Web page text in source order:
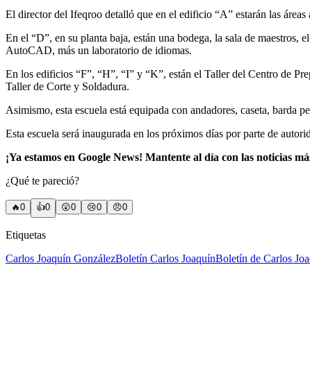
El director del Ifeqroo detalló que en el edificio “A” estarán las
En el “D”, en su planta baja, están una bodega, la sala de
AutoCAD, más un laboratorio de idiomas.
En los edificios “F”, “H”, “I” y “K”, están el Taller del Centro de
Taller de Corte y Soldadura.
Asimismo, esta escuela está equipada con andadores, caseta, barda
Esta escuela será inaugurada en los próximos días por parte de
¡Ya estamos en Google News! Mantente al día con las noticias
¿Qué te pareció?
🔥0 👍0 😲0 😢0 😠0
Etiquetas
Carlos Joaquín GonzálezBoletín Carlos JoaquínBoletín de Carlos